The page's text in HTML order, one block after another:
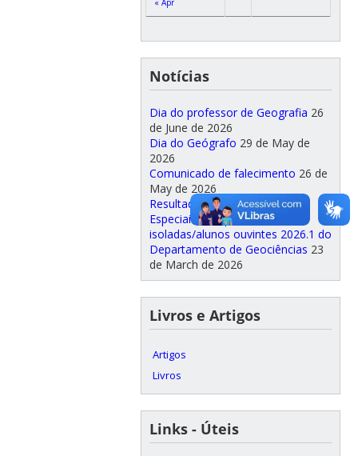
Notícias
Dia do professor de Geografia 26
de June de 2026
Dia do Geógrafo 29 de May de
2026
Comunicado de falecimento 26 de
May de 2026
Resultado Matrícula Alunos
Especiais: disciplinas
isoladas/alunos ouvintes 2026.1 do
Departamento de Geociências 23
de March de 2026
Livros e Artigos
Artigos
Livros
Links - Úteis